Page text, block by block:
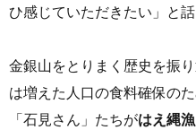
ひ感じていただきたい」と話
金銀山をとりまく歴史を振
は増えた人口の食料確保の
「石見さん」たちがはえ縄漁